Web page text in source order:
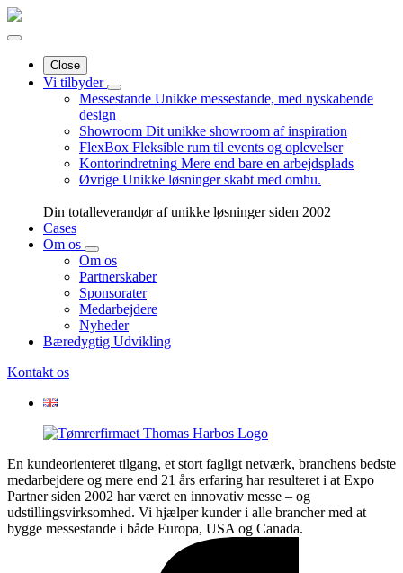
Close
Vi tilbyder
Messestande Unikke messestande, med nyskabende
design
Showroom Dit unikke showroom af inspiration
FlexBox Fleksible rum til events og oplevelser
Kontorindretning Mere end bare en arbejdsplads
Øvrige Unikke løsninger skabt med omhu.
Din totalleverandør af unikke løsninger siden 2002
Cases
Om os
Om os
Partnerskaber
Sponsorater
Medarbejdere
Nyheder
Bæredygtig Udvikling
Kontakt os
En kundeorienteret tilgang, et stort fagligt netværk, branchens bedste
medarbejdere og mere end 21 års erfaring har resulteret i at Expo
Partner siden 2002 har været en innovativ messe – og
udstillingsvirksomhed. Vi hjælper kunder i alle brancher med at
bygge messestande i både Europa, USA og Canada.